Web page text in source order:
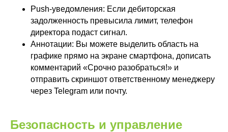
Push-уведомления: Если дебиторская
задолженность превысила лимит, телефон
директора подаст сигнал.
Аннотации: Вы можете выделить область на
графике прямо на экране смартфона, дописать
комментарий «Срочно разобраться!» и
отправить скриншот ответственному менеджеру
через Telegram или почту.
Безопасность и управление